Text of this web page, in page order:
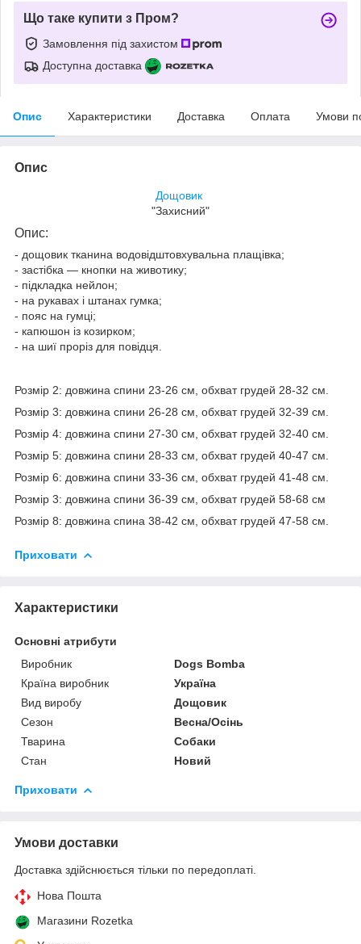
Що таке купити з Пром?
Замовлення під захистом
Доступна доставка
Опис Характеристики Доставка Оплата Умови
Опис
Дощовик
"Захисний"
Опис:
- дощовик тканина водовідштовхувальна плащівка;
- застібка — кнопки на животику;
- підкладка нейлон;
- на рукавах і штанах гумка;
- пояс на гумці;
- капюшон із козирком;
- на шиї проріз для повідця.
Розмір 2: довжина спини 23-26 см, обхват грудей 28-32 см.
Розмір 3: довжина спини 26-28 см, обхват грудей 32-39 см.
Розмір 4: довжина спини 27-30 см, обхват грудей 32-40 см.
Розмір 5: довжина спини 28-33 см, обхват грудей 40-47 см.
Розмір 6: довжина спини 33-36 см, обхват грудей 41-48 см.
Розмір 3: довжина спини 36-39 см, обхват грудей 58-68 см
Розмір 8: довжина спина 38-42 см, обхват грудей 47-58 см.
Приховати
Характеристики
Основні атрибути
Виробник
Dogs Bomba
Країна виробник
Україна
Вид виробу
Дощовик
Сезон
Весна/Осінь
Тварина
Собаки
Стан
Новий
Приховати
Умови доставки
Доставка здійснюється тільки по передоплаті.
Нова Пошта
Магазини Rozetka